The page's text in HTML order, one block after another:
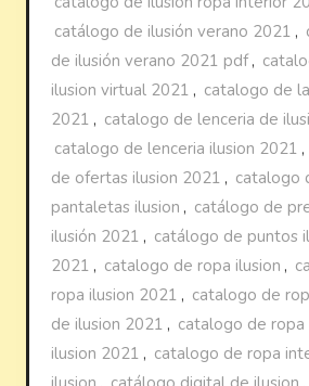
catálogo de ilusión verano 2021 ,
de ilusión verano 2021 pdf,
ilusion virtual 2021 , catalogo de
2021 , catalogo de lenceria de
catalogo de lenceria ilusion 2021 ,
de ofertas ilusion 2021 , catalogo
pantaletas ilusion , catálogo de
ilusión 2021 , catálogo de puntos
2021 , catalogo de ropa ilusion ,
ropa ilusion 2021 , catalogo de
de ilusion 2021 , catalogo de
ilusion 2021 , catalogo de ropa